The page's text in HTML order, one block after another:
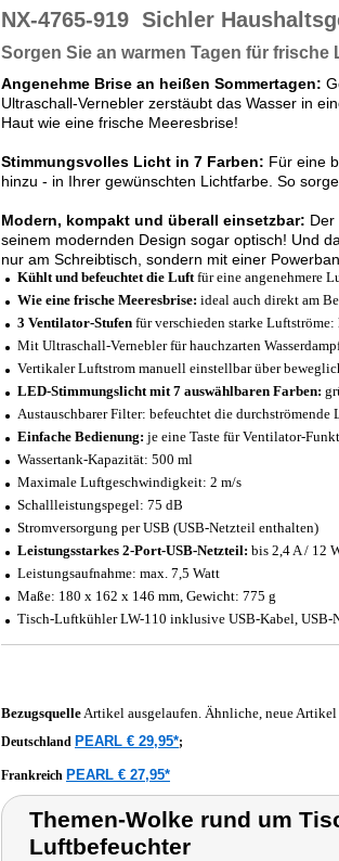
NX-4765-919 Sichler
Sorgen Sie an warmen Tagen für
Angenehme Brise an heißen Sommertagen:
Ultraschall-Vernebler zerstäubt das Wasser in
Haut wie eine frische Meeresbrise!
Stimmungsvolles Licht in 7 Farben: Für eine
hinzu - in Ihrer gewünschten Lichtfarbe. So
Modern, kompakt und überall einsetzbar: Der
seinem modernden Design sogar optisch! Und
nur am Schreibtisch, sondern mit einer
Kühlt und befeuchtet die Luftfür eine angenehmere
Wie eine frische Meeresbrise: ideal auch direkt am
3 Ventilator-Stufen für verschieden starke
Mit Ultraschall-Vernebler für hauchzarten
Vertikaler Luftstrom manuell einstellbar über
LED-Stimmungslicht mit 7 auswählbaren Farben:
Austauschbarer Filter: befeuchtet die durchströmende
Einfache Bedienung: je eine Taste für Ventilator-
Wassertank-Kapazität: 500 ml
Maximale Luftgeschwindigkeit: 2 m/s
Schallleistungspegel: 75 dB
Stromversorgung per USB (USB-Netzteil enthalten)
Leistungsstarkes 2-Port-USB-Netzteil: bis 2,4 A / 12
Leistungsaufnahme: max. 7,5 Watt
Maße: 180 x 162 x 146 mm, Gewicht: 775 g
Tisch-Luftkühler LW-110 inklusive USB-Kabel, USB-
BezugsquelleArtikel ausgelaufen. Ähnliche, neue
Deutschland PEARL € 29,95*;
Frankreich PEARL € 27,95*
Themen-Wolke rund um
Luftbefeuchter